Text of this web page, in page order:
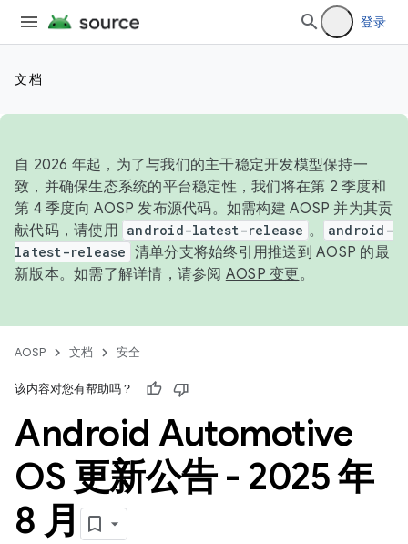
登录
文档
自 2026 年起，为了与我们的主干稳定开发模型保持一
致，并确保生态系统的平台稳定性，我们将在第 2 季度和
第 4 季度向 AOSP 发布源代码。如需构建 AOSP 并为其贡
献代码，请使用 android-latest-release 。
android-
latest-release 清单分支将始终引用推送到 AOSP 的最
新版本。如需了解详情，请参阅 AOSP 变更。
AOSP 文档 安全
该内容对您有帮助吗？
Android Automotive
OS 更新公告 - 2025 年
8 月